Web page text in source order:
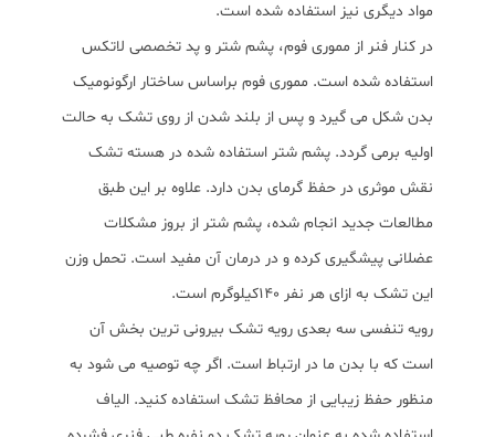
مواد دیگری نیز استفاده شده است.
در کنار فنر از مموری فوم، پشم شتر و پد تخصصی لاتکس
استفاده شده است. مموری فوم براساس ساختار ارگونومیک
بدن شکل می گیرد و پس از بلند شدن از روی تشک به حالت
اولیه برمی گردد. پشم شتر استفاده شده در هسته تشک
نقش موثری در حفظ گرمای بدن دارد. علاوه بر این طبق
مطالعات جدید انجام شده، پشم شتر از بروز مشکلات
عضلانی پیشگیری کرده و در درمان آن مفید است. تحمل وزن
این تشک به ازای هر نفر ۱۴۰کیلوگرم است.
رویه تنفسی سه بعدی رویه تشک بیرونی ترین بخش آن
است که با بدن ما در ارتباط است. اگر چه توصیه می شود به
منظور حفظ زیبایی از محافظ تشک استفاده کنید. الیاف